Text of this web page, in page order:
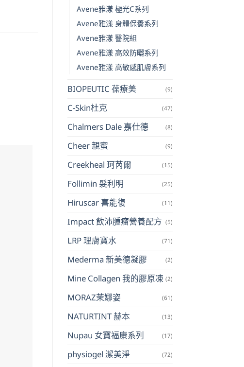
Avene雅漾 極光C系列
Avene雅漾 身體保養系列
Avene雅漾 醫院組
Avene雅漾 高效防曬系列
Avene雅漾 高敏感肌膚系列
BIOPEUTIC 葆療美 (9)
C-Skin杜克 (47)
Chalmers Dale 嘉仕德 (8)
Cheer 親蜜 (9)
Creekheal 珂芮爾 (15)
Follimin 髮利明 (25)
Hiruscar 喜能復 (11)
Impact 飲沛腫瘤營養配方 (5)
LRP 理膚寶水 (71)
Mederma 新美德凝膠 (2)
Mine Collagen 我的膠原凍 (2)
MORAZ茉娜姿 (61)
NATURTINT 赫本 (13)
Nupau 女寶福康系列 (17)
physiogel 潔美淨 (72)